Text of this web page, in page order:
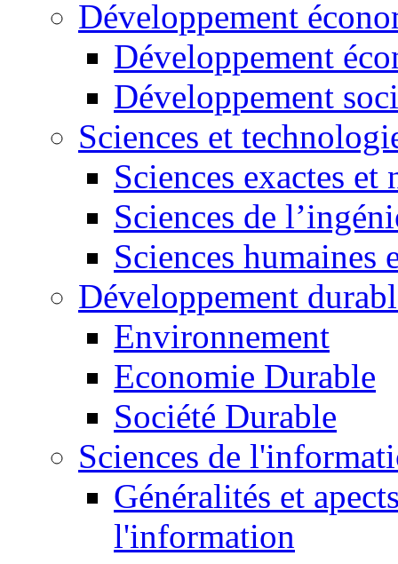
Développement
Développement
Développement
Sciences et
Sciences exactes et
Sciences de
Sciences humaines
Développement
Environnement
Economie Durable
Société Durable
Sciences de
Généralités et
l'information